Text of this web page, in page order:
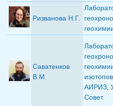
Ризванова Н.Г.
Саватенков
В.М.
изотопов
АИРИЗ,
Совет